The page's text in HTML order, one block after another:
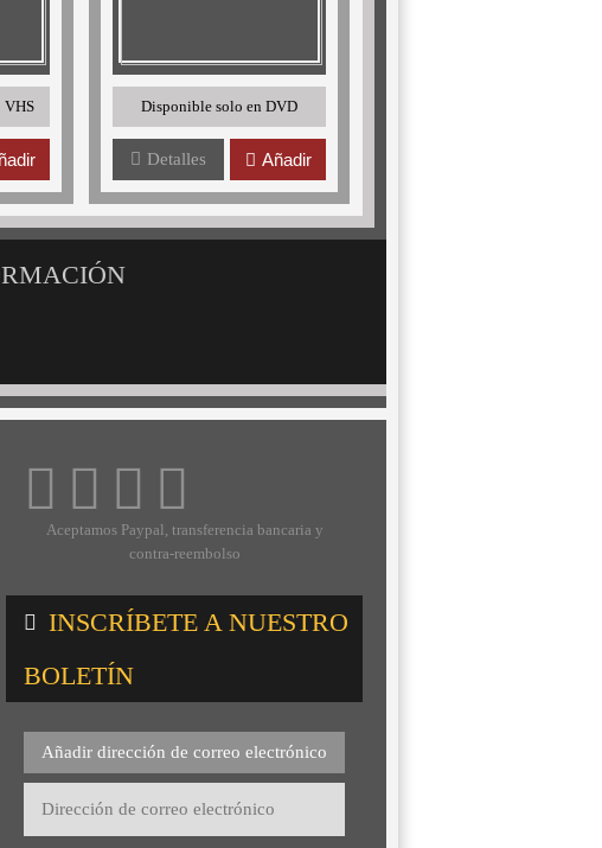
VHS Disponible solo en DVD
Detalles Añadir
Aceptamos Paypal, transferencia bancaria y
contra-reembolso
INSCRÍBETE A NUESTRO
BOLETÍN
Añadir dirección de correo electrónico